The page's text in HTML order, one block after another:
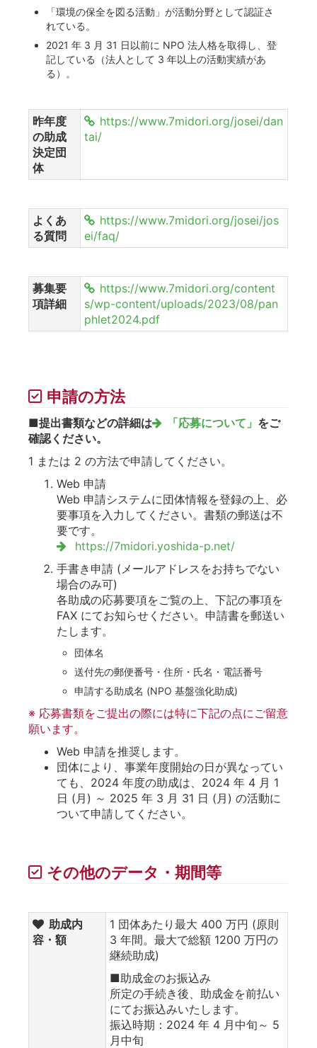
「環境の保全を図る活動」が活動分野として認証さ
れている。
2021 年 3 月 31 日以前に NPO 法人格を取得し、登
記している（法人として 3 年以上の活動実績があ
る）。
昨年度
の助成
決定団
体
https://www.7midori.org/josei/dan
tai/
よくあ
る質問
https://www.7midori.org/josei/jos
ei/faq/
募集要
項詳細
https://www.7midori.org/content
s/wp-content/uploads/2023/08/pan
phlet2024.pdf
申請の方法
■提出書類などの詳細は 「応募について」 をご
確認ください。
1 または 2 の方法で申請してください。
Web 申請
Web 申請システムに団体情報を登録の上、必
要事項を入力してください。書類の郵送は不
要です。
https://7midori.yoshida-p.net/
手書き申請 (メールアドレスをお持ちでない
場合のみ可)
各助成の応募要項をご覧の上、下記の事項を
FAX にてお知らせください。申請書を郵送い
たします。
団体名
送付先の郵便番号・住所・氏名・電話番号
申請する助成名 (NPO 基盤強化助成)
※ 応募書類をご提出の際には特に下記の点にご留意
願います。
Web 申請を推奨します。
団体により、事業年度開始の日が異なってい
ても、2024 年度の助成は、2024 年 4 月 1
日 (月) ～ 2025 年 3 月 31 日 (月) の活動に
ついて申請してください。
その他のデータ・期間等
助成内
容・額
1 団体あたり最大 400 万円 (原則
3 年間。最大で総額 1200 万円の
継続助成)
■助成金のお振込み
所定の手続き後、助成金を前払い
にてお振込みいたします。
振込時期：2024 年 4 月中旬～ 5
月中旬